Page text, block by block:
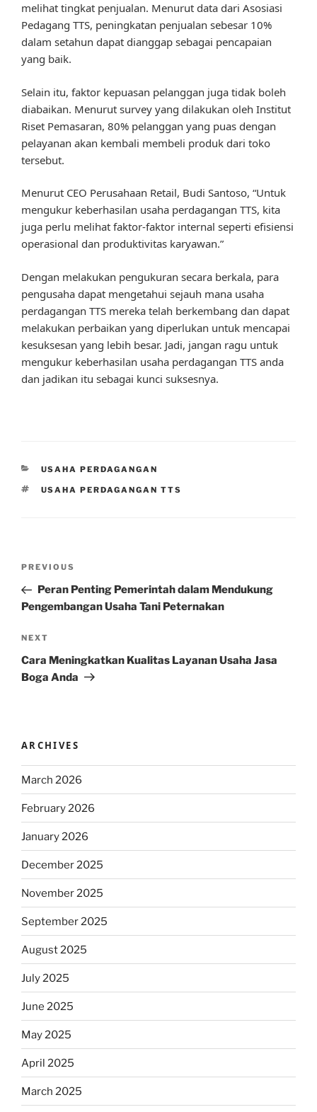
melihat tingkat penjualan. Menurut data dari Asosiasi
Pedagang TTS, peningkatan penjualan sebesar 10%
dalam setahun dapat dianggap sebagai pencapaian
yang baik.
Selain itu, faktor kepuasan pelanggan juga tidak boleh
diabaikan. Menurut survey yang dilakukan oleh Institut
Riset Pemasaran, 80% pelanggan yang puas dengan
pelayanan akan kembali membeli produk dari toko
tersebut.
Menurut CEO Perusahaan Retail, Budi Santoso, “Untuk
mengukur keberhasilan usaha perdagangan TTS, kita
juga perlu melihat faktor-faktor internal seperti efisiensi
operasional dan produktivitas karyawan.”
Dengan melakukan pengukuran secara berkala, para
pengusaha dapat mengetahui sejauh mana usaha
perdagangan TTS mereka telah berkembang dan dapat
melakukan perbaikan yang diperlukan untuk mencapai
kesuksesan yang lebih besar. Jadi, jangan ragu untuk
mengukur keberhasilan usaha perdagangan TTS anda
dan jadikan itu sebagai kunci suksesnya.
CATEGORIES
USAHA PERDAGANGAN
TAGS
USAHA PERDAGANGAN TTS
Previous
Post
PREVIOUS
Peran Penting Pemerintah dalam Mendukung
Pengembangan Usaha Tani Peternakan
Next
Post
NEXT
Cara Meningkatkan Kualitas Layanan Usaha Jasa
Boga Anda
ARCHIVES
March 2026
February 2026
January 2026
December 2025
November 2025
September 2025
August 2025
July 2025
June 2025
May 2025
April 2025
March 2025